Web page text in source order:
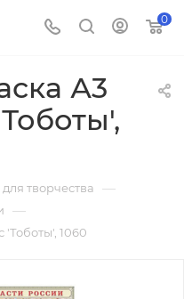
0
А3
творчества —
—
1060